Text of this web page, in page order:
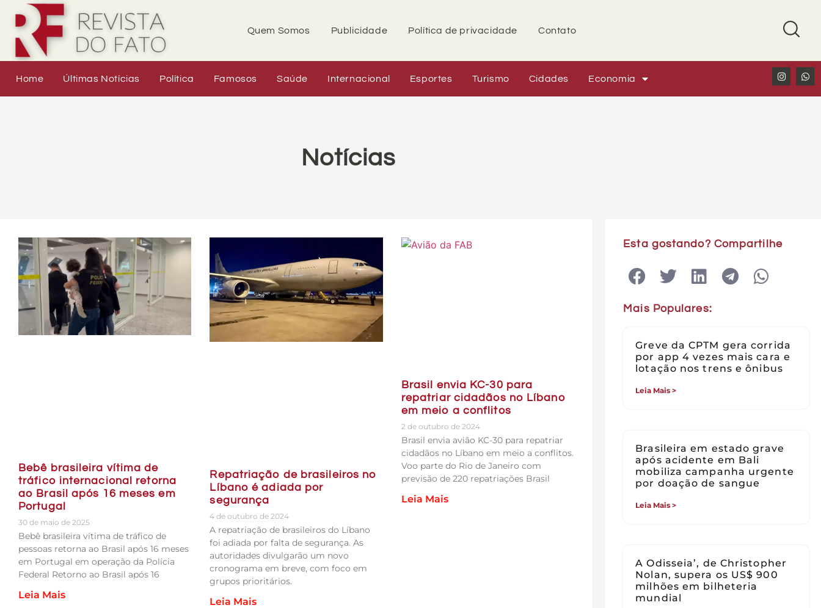
Quem Somos Publicidade Política de privacidade Contato
Home Últimas Notícias Política Famosos Saúde Internacional Esportes Turismo Cidades Economia
Notícias
Bebê brasileira vítima de
tráfico internacional retorna
ao Brasil após 16 meses em
Portugal
30 de maio de 2025
Bebê brasileira vítima de tráfico de
pessoas retorna ao Brasil após 16 meses
em Portugal em operação da Polícia
Federal Retorno ao Brasil após 16
Leia Mais
Repatriação de brasileiros no
Líbano é adiada por
segurança
4 de outubro de 2024
A repatriação de brasileiros do Líbano
foi adiada por falta de segurança. As
autoridades divulgarão um novo
cronograma em breve, com foco em
grupos prioritários.
Leia Mais
Brasil envia KC-30 para
repatriar cidadãos no Líbano
em meio a conflitos
2 de outubro de 2024
Brasil envia avião KC-30 para repatriar
cidadãos no Líbano em meio a conflitos.
Voo parte do Rio de Janeiro com
previsão de 220 repatriações Brasil
Leia Mais
Esta gostando? Compartilhe
Mais Populares:
Greve da CPTM gera corrida
por app 4 vezes mais cara e
lotação nos trens e ônibus
Leia Mais >
Brasileira em estado grave
após acidente em Bali
mobiliza campanha urgente
por doação de sangue
Leia Mais >
A Odisseia’, de Christopher
Nolan, supera os US$ 900
milhões em bilheteria
mundial